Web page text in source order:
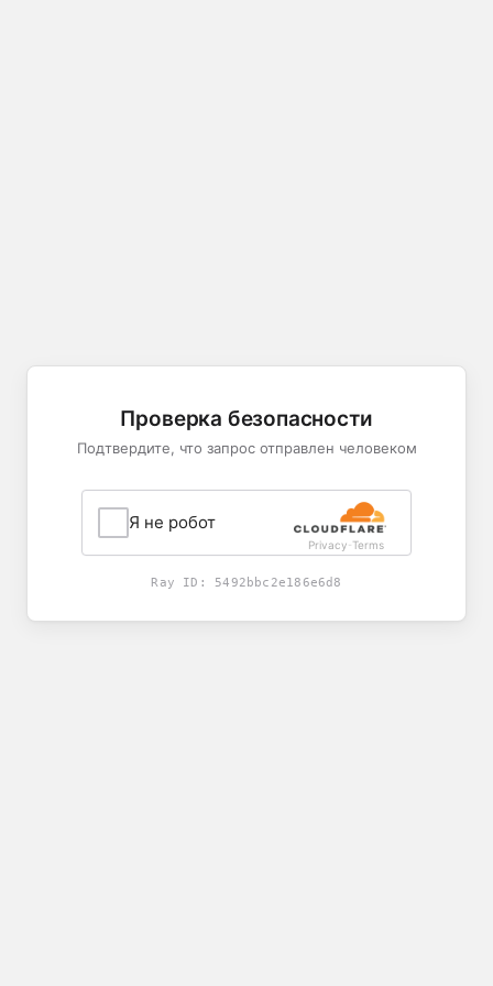
Проверка безопасности
Подтвердите, что запрос отправлен человеком
Я не робот
Privacy-Terms
Ray ID: 5492bbc2e186e6d8